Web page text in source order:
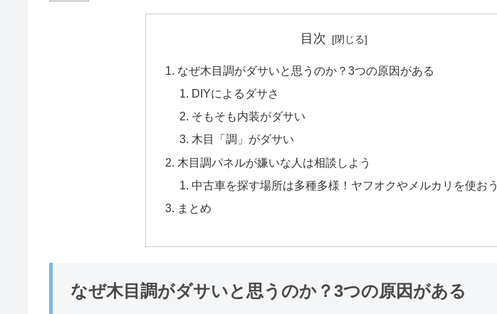
目次
なぜ木目調がダサいと思うのか？3つの原因がある
DIYによるダサさ
そもそも内装がダサい
木目「調」がダサい
木目調パネルが嫌いな人は相談しよう
中古車を探す場所は多種多様！ヤフオクやメルカリを使おう
まとめ
なぜ木目調がダサいと思うのか？3つの原因がある